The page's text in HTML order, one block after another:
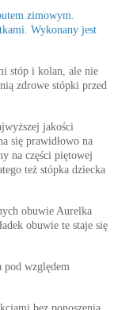
zimowym.
Wykonany jest
stóp i kolan, ale nie
zdrowe stópki przed
jakości
się prawidłowo na
na części piętowej
też stópka dziecka
obuwie Aurelka
obuwie te staje się
pod względem